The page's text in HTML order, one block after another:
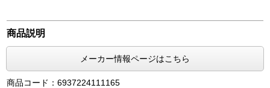
商品説明
メーカー情報ページはこちら
商品コード：6937224111165